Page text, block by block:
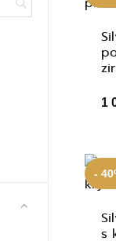
1
-
s